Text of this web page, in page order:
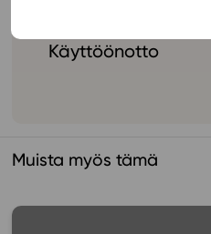
Käyttöönotto
Muista myös tämä